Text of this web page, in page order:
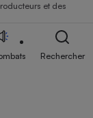
et des
Rechercher